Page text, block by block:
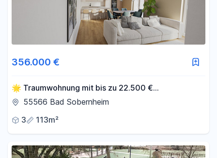
356.000 €
🌟 Traumwohnung mit bis zu 22.500 €
Tilgungszuschuss + KfW-Finanzierung sichern! mit
55566 Bad Sobernheim
3
113m²